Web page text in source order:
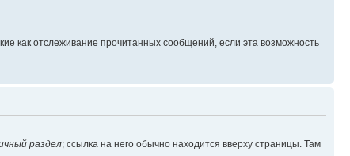
как отслеживание прочитанных сообщений, если эта возможность
раздел; ссылка на него обычно находится вверху страницы. Там